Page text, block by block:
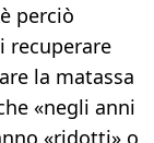
perciò
recuperare
la matassa
«negli anni
«ridotti» o